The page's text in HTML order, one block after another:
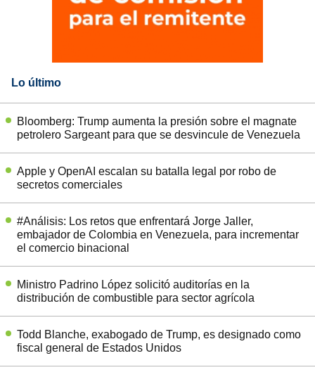
Lo último
Bloomberg: Trump aumenta la presión sobre el magnate
petrolero Sargeant para que se desvincule de Venezuela
Apple y OpenAI escalan su batalla legal por robo de
secretos comerciales
#Análisis: Los retos que enfrentará Jorge Jaller,
embajador de Colombia en Venezuela, para incrementar
el comercio binacional
Ministro Padrino López solicitó auditorías en la
distribución de combustible para sector agrícola
Todd Blanche, exabogado de Trump, es designado como
fiscal general de Estados Unidos